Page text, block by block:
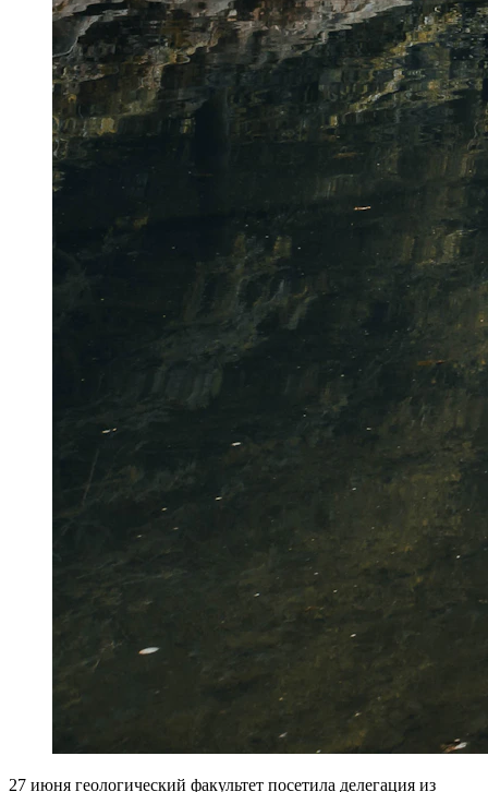
27 июня геологический факультет посетила делегация из